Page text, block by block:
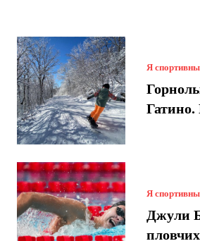
Я
Гатино.
Я
Джули